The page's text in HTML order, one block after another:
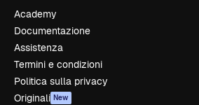
Academy
Documentazione
Assistenza
Termini e condizioni
Politica sulla privacy
Originali New